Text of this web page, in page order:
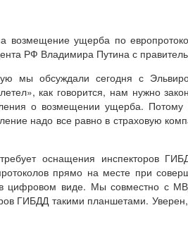
возмещение ущерба по
РФ Владимира Путина с
мы обсуждали сегодня с
как говорится, нам нужно
о возмещении ущерба. Потому
надо все равно в страховую
оснащения инспекторов
прямо на месте при
в цифровом виде. Мы совместно с
ГИБДД такими планшетами.